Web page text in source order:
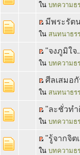
ใน บทความธ
มีพระรัต
ใน สนทนาธร
"จงภูมิใ
ใน บทความธ
ศีลเสมอ
ใน สนทนาธร
"ละชั่วทำ
ใน บทความธ
"รู้จากจิต
ใน บทความธ